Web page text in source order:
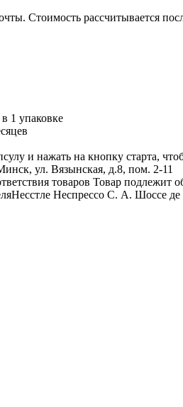
Стоимость рассчитывается
1 упаковке
и нажать на кнопку старта,
ул. Вязынская, д.8, пом. 2-11
товаров Товар подлежит
Несстле Неспрессо С. А. Шоссе де